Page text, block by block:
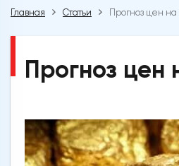
Главная Статьи Прогноз цен на
Прогноз цен